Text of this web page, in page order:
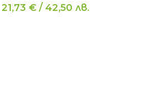
21,73 € /42,50 лв.